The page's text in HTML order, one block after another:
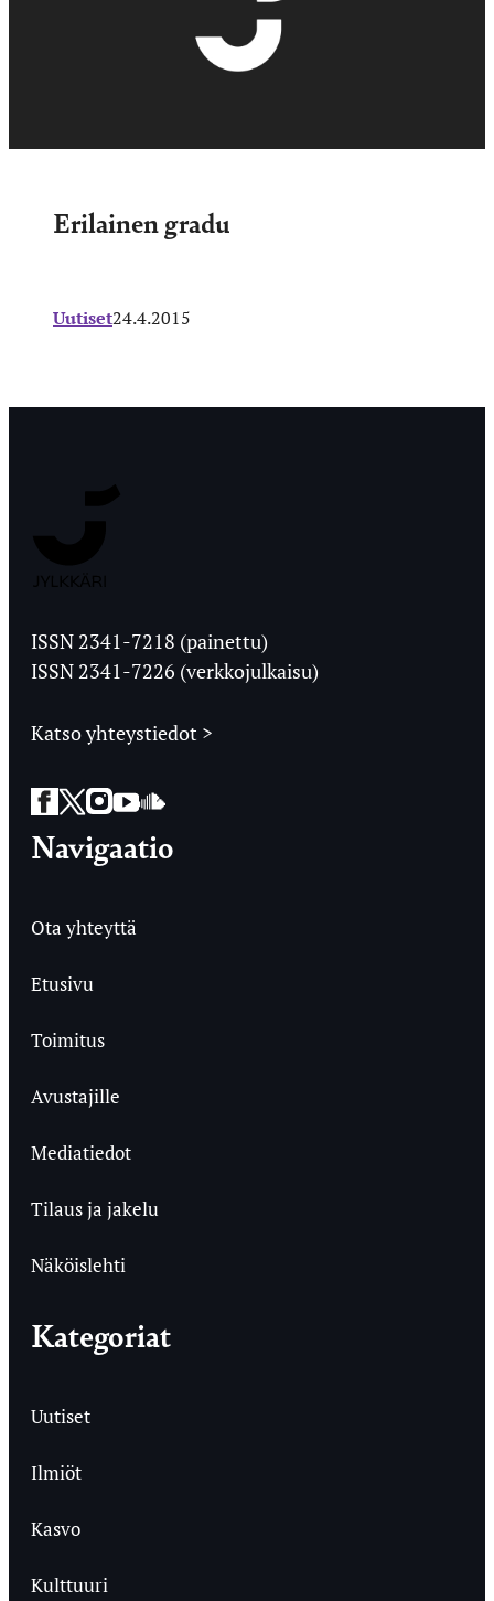
Erilainen gradu
Uutiset24.4.2015
Ylioppilaslehti
ISSN 2341-7218 (painettu)
ISSN 2341-7226 (verkkojulkaisu)
Katso yhteystiedot >
Facebook
Twitter
Instagram
YouTube
SoundCloud
Navigaatio
Ota yhteyttä
Etusivu
Toimitus
Avustajille
Mediatiedot
Tilaus ja jakelu
Näköislehti
Kategoriat
Uutiset
Ilmiöt
Kasvo
Kulttuuri